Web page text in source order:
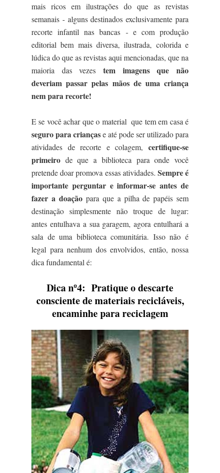
mais ricos em ilustrações do que as revistas
semanais - alguns destinados exclusivamente para
recorte infantil nas bancas - e com produção
editorial bem mais diversa, ilustrada, colorida e
lúdica do que as revistas aqui mencionadas, que na
maioria das vezes tem imagens que não
deveriam passar pelas mãos de uma criança
nem para recorte!
E se você achar que o material que tem em casa é
seguro para criançase até pode ser utilizado para
atividades de recorte e colagem, certifique-se
primeiro de que a biblioteca para onde você
pretende doar promova essas atividades. Sempre é
importante perguntar e informar-se antes de
fazer a doaçãopara que a pilha de papéis sem
destinação simplesmente não troque de lugar:
antes entulhava a sua garagem, agora entulhará a
sala de uma biblioteca comunitária. Isso não é
legal para nenhum dos envolvidos, então, nossa
dica fundamental é:
Dica nº4: Pratique o descarte
consciente de materiais recicláveis,
encaminhe para reciclagem